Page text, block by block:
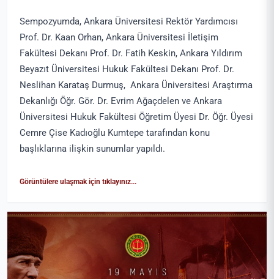
Sempozyumda, Ankara Üniversitesi Rektör Yardımcısı
Prof. Dr. Kaan Orhan, Ankara Üniversitesi İletişim
Fakültesi Dekanı Prof. Dr. Fatih Keskin, Ankara Yıldırım
Beyazıt Üniversitesi Hukuk Fakültesi Dekanı Prof. Dr.
Neslihan Karataş Durmuş, Ankara Üniversitesi Araştırma
Dekanlığı Öğr. Gör. Dr. Evrim Ağaçdelen ve Ankara
Üniversitesi Hukuk Fakültesi Öğretim Üyesi Dr. Öğr. Üyesi
Cemre Çise Kadıoğlu Kumtepe tarafından konu
başlıklarına ilişkin sunumlar yapıldı.
Görüntülere ulaşmak için tıklayınız...